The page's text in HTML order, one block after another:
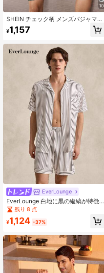
10
SHEIN チェック柄 メンズパジャマセ
ット 2セット
¥1,157
EverLounge
EverLounge 白地に黒の縦縞が特徴
のクラシックデザイン。ボタン開閉
とポケット付きのショートスリーブ
トップと、同柄のストライプショー
っています。全体的にルーズでリラ
ックスしたシルエットが、爽やかで
ミニマルな雰囲気を演出していま
す。
残り 8 点
¥1,124 -37%